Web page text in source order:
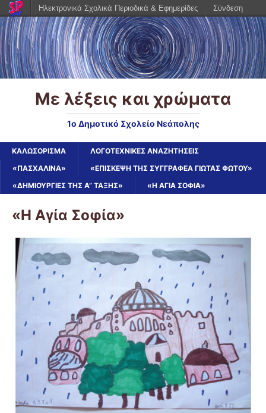
Με λέξεις και χρώματα
1ο Δημοτικό Σχολείο Νεάπολης
ΚΑΛΩΣΌΡΙΣΜΑ
ΛΟΓΟΤΕΧΝΙΚΈΣ ΑΝΑΖΗΤΉΣΕΙΣ
«ΠΑΣΧΑΛΙΝΑ»
«ΕΠΊΣΚΕΨΗ ΤΗΣ ΣΥΓΓΡΑΦΈΑ ΓΙΏΤΑΣ ΦΏΤΟΥ»
«ΔΗΜΙΟΥΡΓΊΕΣ ΤΗΣ Α” ΤΆΞΗΣ»
«Η ΑΓΊΑ ΣΟΦΊΑ»
«Η Αγία Σοφία»
Ηλεκτρονικά Σχολικά Περιοδικά & Εφημερίδες Σύνδεση